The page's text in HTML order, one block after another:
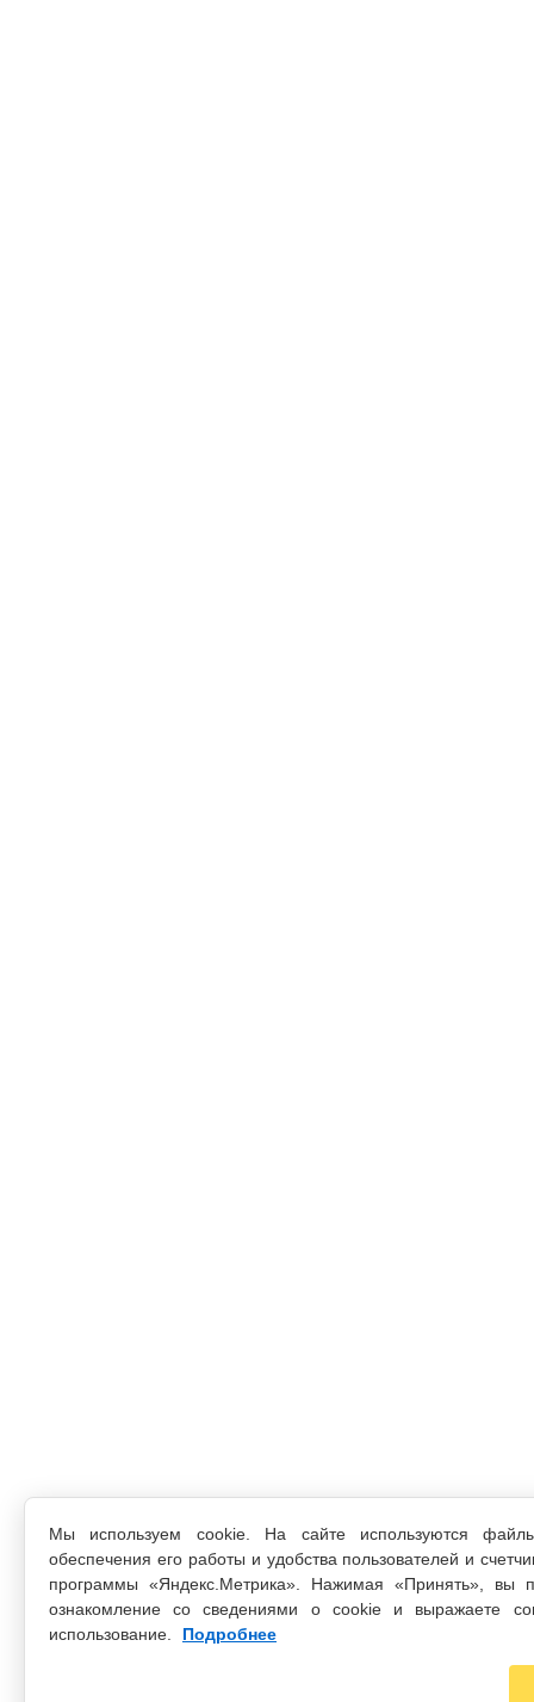
Мы используем cookie. На сайте используются
обеспечения его работы и удобства пользователей и
программы «Яндекс.Метрика». Нажимая «Принять», вы
ознакомление со сведениями о cookie и выражаете
использование.
Подробнее